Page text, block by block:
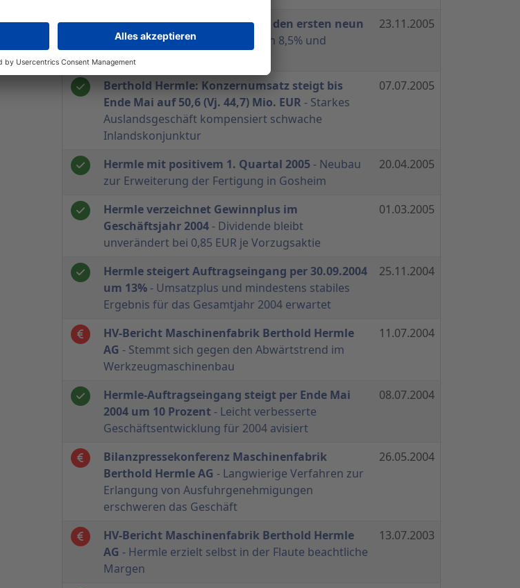
Hermle: Solide Entwicklung in den ersten neun
Monaten 2005- Umsatzplus von 8,5% und
Ergebnissteigerung erzielt
23.11.2005
Berthold Hermle: Konzernumsatz steigt bis
Ende Mai auf 50,6 (Vj. 44,7) Mio. EUR - Starkes
Auslandsgeschäft kompensiert schwache
Inlandskonjunktur
07.07.2005
Hermle mit positivem 1. Quartal 2005 - Neubau
zur Erweiterung der Fertigung in Gosheim
20.04.2005
Hermle verzeichnet Gewinnplus im
Geschäftsjahr 2004- Dividende bleibt
unverändert bei 0,85 EUR je Vorzugsaktie
01.03.2005
Hermle steigert Auftragseingang per 30.09.2004
um 13% - Umsatzplus und mindestens stabiles
Ergebnis für das Gesamtjahr 2004 erwartet
25.11.2004
HV-Bericht Maschinenfabrik Berthold Hermle
AG - Stemmt sich gegen den Abwärtstrend im
Werkzeugmaschinenbau
11.07.2004
Hermle-Auftragseingang steigt per Ende Mai
2004 um 10 Prozent - Leicht verbesserte
Geschäftsentwicklung für 2004 avisiert
08.07.2004
Bilanzpressekonferenz Maschinenfabrik
Berthold Hermle AG - Langwierige Verfahren zur
Erlangung von Ausfuhrgenehmigungen
erschweren das Geschäft
26.05.2004
HV-Bericht Maschinenfabrik Berthold Hermle
AG - Hermle erzielt selbst in der Flaute beachtliche
Margen
13.07.2003